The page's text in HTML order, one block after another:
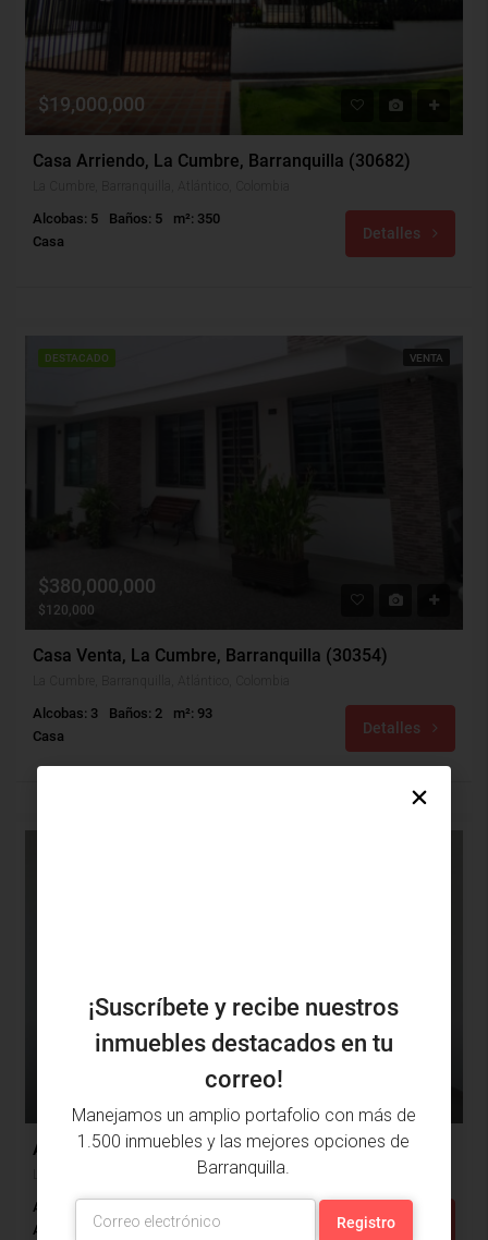
$19,000,000
Casa Arriendo, La Cumbre, Barranquilla (30682)
Alcobas: 5 Baños: 5
m²: 350
Casa
Detalles
DESTACADO VENTA
$380,000,000
$120,000
Casa Venta, La Cumbre, Barranquilla (30354)
Alcobas: 3 Baños: 2
m²: 93
Casa
Detalles
La Cumbre, Barranquilla, Atlántico, Colombia
Alcobas: 3
Apartamento
Detalles
¡Suscríbete y recibe nuestros
inmuebles destacados en tu
correo!
Manejamos un amplio portafolio con más de
1.500 inmuebles y las mejores opciones de
Barranquilla.